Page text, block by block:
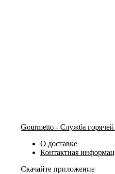
Gourmetto - Служба горячей
О доставке
Контактная
Скачайте приложение